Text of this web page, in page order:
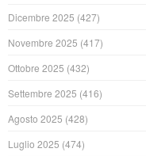
Dicembre 2025 (427)
Novembre 2025 (417)
Ottobre 2025 (432)
Settembre 2025 (416)
Agosto 2025 (428)
Luglio 2025 (474)